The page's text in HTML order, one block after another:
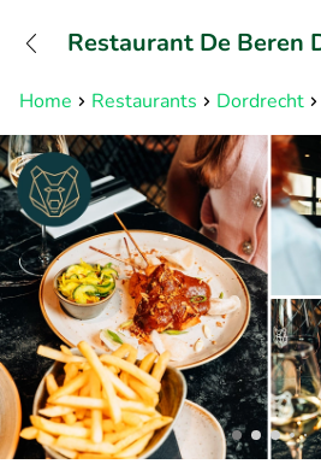
Home Restaurants Dordrecht
Restaurant De Beren